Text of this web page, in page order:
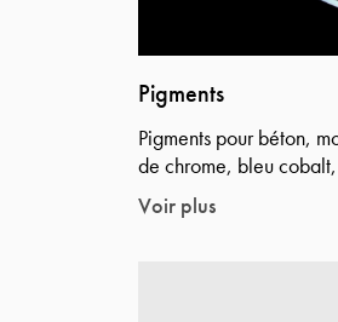
Pigments
Pigments pour béton,
de chrome, bleu
Voir plus